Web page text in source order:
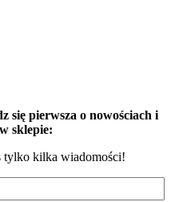
się pierwsza o nowościach i
sklepie:
tylko kilka wiadomości!